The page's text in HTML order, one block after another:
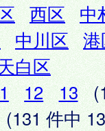
西区 中
中川区
白区
12 13
(131 件中